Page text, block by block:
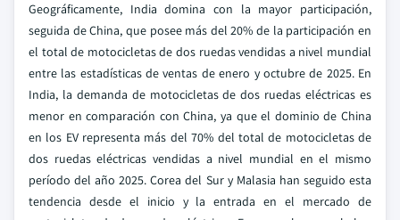
Geográficamente, India domina con la mayor participación,
seguida de China, que posee más del 20% de la participación en
el total de motocicletas de dos ruedas vendidas a nivel mundial
entre las estadísticas de ventas de enero y octubre de 2025. En
India, la demanda de motocicletas de dos ruedas eléctricas es
menor en comparación con China, ya que el dominio de China
en los EV representa más del 70% del total de motocicletas de
dos ruedas eléctricas vendidas a nivel mundial en el mismo
período del año 2025. Corea del Sur y Malasia han seguido esta
tendencia desde el inicio y la entrada en el mercado de